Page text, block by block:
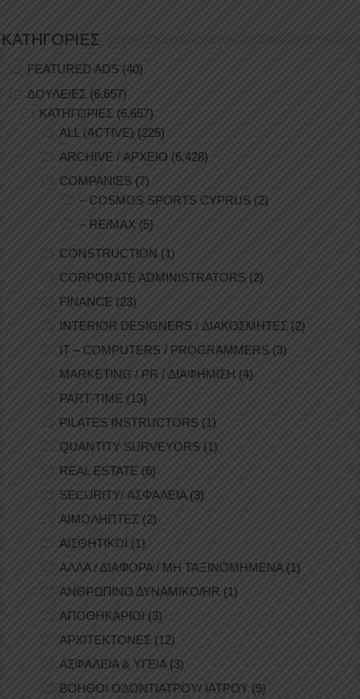
ΚΑΤΗΓΟΡΙΕΣ
FEATURED ADS (40)
ΔΟΥΛΕΙΕΣ (6,657)
ΚΑΤΗΓΟΡΙΕΣ (6,657)
ALL (ACTIVE) (225)
ARCHIVE / ΑΡΧΕΙΟ (6,428)
COMPANIES (7)
– COSMOS SPORTS CYPRUS (2)
– RE/MAX (5)
CONSTRUCTION (1)
CORPORATE ADMINISTRATORS (2)
FINANCE (23)
INTERIOR DESIGNERS / ΔΙΑΚΟΣΜΗΤΕΣ (2)
IT – COMPUTERS / PROGRAMMERS (3)
MARKETING / PR / ΔΙΑΦΗΜΙΣΗ (4)
PART-TIME (13)
PILATES INSTRUCTORS (1)
QUANTITY SURVEYORS (1)
REAL ESTATE (6)
SECURITY/ ΑΣΦΑΛΕΙΑ(3)
ΑΙΜΟΛΗΠΤΕΣ (2)
ΑΙΣΘΗΤΙΚΟΙ (1)
ΑΛΛΑ / ΔΙΑΦΟΡΑ / ΜΗ ΤΑΞΙΝΟΜΗΜΕΝΑ(1)
ΑΝΘΡΩΠΙΝΟ ΔΥΝΑΜΙΚΟ/HR (1)
ΑΠΟΘΗΚΑΡΙΟΙ (3)
ΑΡΧΙΤΕΚΤΟΝΕΣ (12)
ΑΣΦΑΛΕΙΑ & ΥΓΕΙΑ(3)
ΒΟΗΘΟΙ ΟΔΟΝΤΙΑΤΡΟΥ/ ΙΑΤΡΟΥ (9)